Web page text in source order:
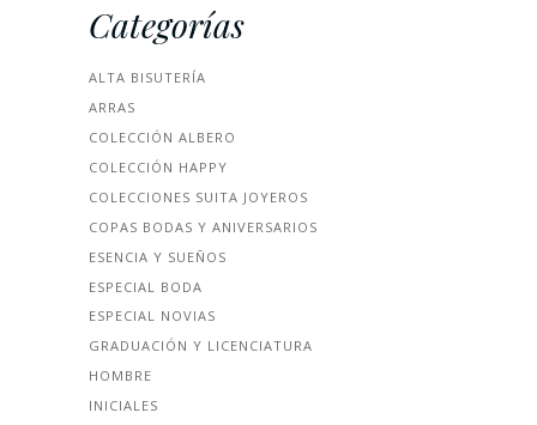
Categorías
ALTA BISUTERÍA
ARRAS
COLECCIÓN ALBERO
COLECCIÓN HAPPY
COLECCIONES SUITA JOYEROS
COPAS BODAS Y ANIVERSARIOS
ESENCIA Y SUEÑOS
ESPECIAL BODA
ESPECIAL NOVIAS
GRADUACIÓN Y LICENCIATURA
HOMBRE
INICIALES